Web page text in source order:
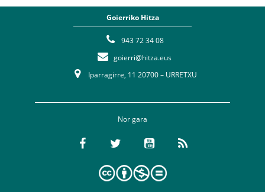
Goierriko Hitza
943 72 34 08
goierri@hitza.eus
Iparragirre, 11 20700 – URRETXU
Nor gara